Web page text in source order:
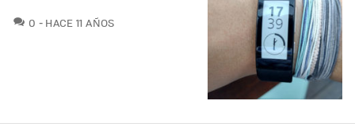
0 COMENTARIOS
HACE 11 AÑOS